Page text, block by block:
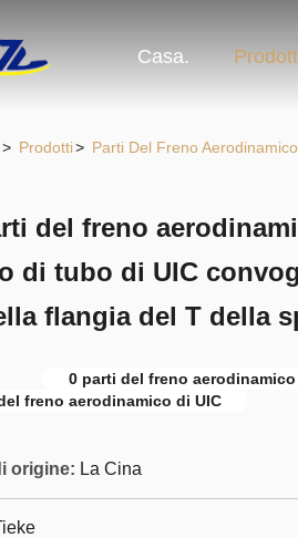
Casa.
> Prodotti> Parti Del Freno Aerodinamico
del freno
di tubo di UIC
flangia del T della
0 parti del freno aerodinamico
freno aerodinamico di UIC
origine: La Cina